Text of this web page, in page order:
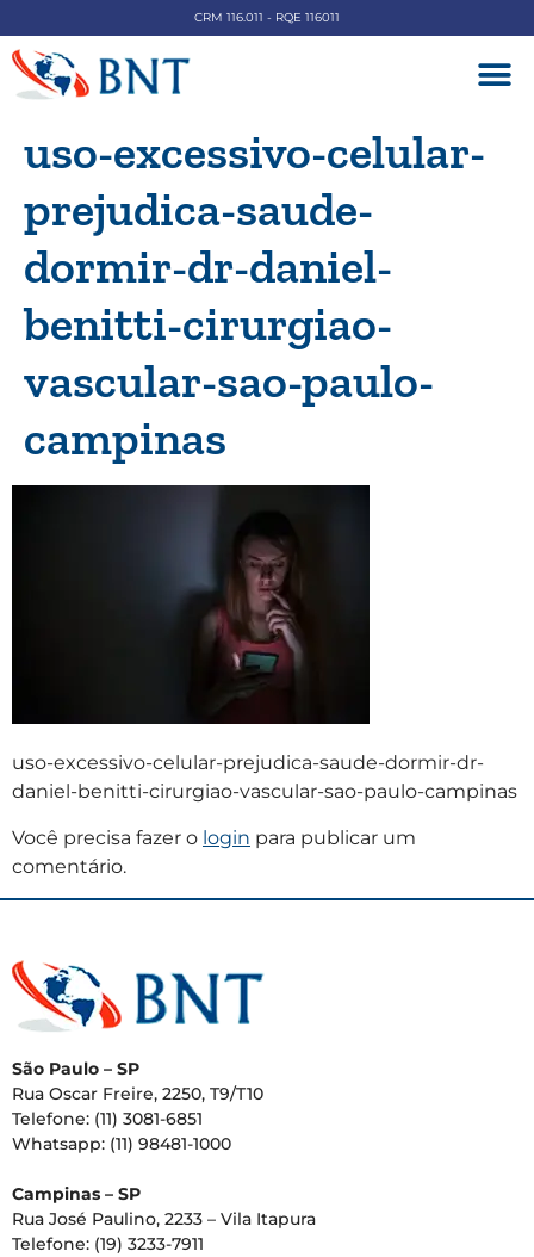
CRM 116.011 - RQE 116011
uso-excessivo-celular-
prejudica-saude-
dormir-dr-daniel-
benitti-cirurgiao-
vascular-sao-paulo-
campinas
uso-excessivo-celular-prejudica-saude-dormir-dr-
daniel-benitti-cirurgiao-vascular-sao-paulo-campinas
Você precisa fazer o login para publicar um
comentário.
São Paulo – SP
Rua Oscar Freire, 2250, T9/T10
Telefone: (11) 3081-6851
Whatsapp: (11) 98481-1000
Campinas – SP
Rua José Paulino, 2233 – Vila Itapura
Telefone: (19) 3233-7911